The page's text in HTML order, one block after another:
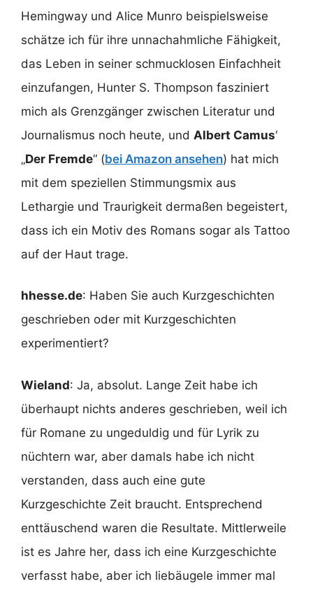
Hemingway und Alice Munro beispielsweise
schätze ich für ihre unnachahmliche Fähigkeit,
das Leben in seiner schmucklosen Einfachheit
einzufangen, Hunter S. Thompson fasziniert
mich als Grenzgänger zwischen Literatur und
Journalismus noch heute, und Albert Camus‘
„Der Fremde“ (bei Amazon ansehen) hat mich
mit dem speziellen Stimmungsmix aus
Lethargie und Traurigkeit dermaßen begeistert,
dass ich ein Motiv des Romans sogar als Tattoo
auf der Haut trage.
hhesse.de: Haben Sie auch Kurzgeschichten
geschrieben oder mit Kurzgeschichten
experimentiert?
Wieland: Ja, absolut. Lange Zeit habe ich
überhaupt nichts anderes geschrieben, weil ich
für Romane zu ungeduldig und für Lyrik zu
nüchtern war, aber damals habe ich nicht
verstanden, dass auch eine gute
Kurzgeschichte Zeit braucht. Entsprechend
enttäuschend waren die Resultate. Mittlerweile
ist es Jahre her, dass ich eine Kurzgeschichte
verfasst habe, aber ich liebäugele immer mal